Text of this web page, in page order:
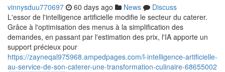
vinnysduu770697 60 days ago News
Discuss
L'essor de l'intelligence artificielle modifie le secteur du caterer.
Grâce à l'optimisation des menus à la simplification des
demandes, en passant par l'estimation des prix, l'IA apporte un
support précieux pour
https://zayneqal975968.ampedpages.com/l-intelligence-artificielle-
au-service-de-son-caterer-une-transformation-culinaire-68655002